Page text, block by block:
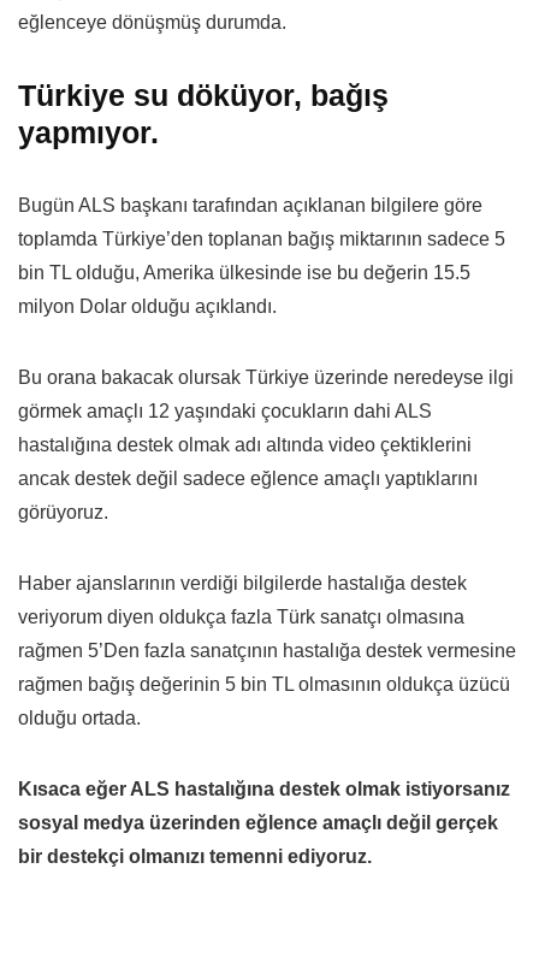
eğlenceye dönüşmüş durumda.
Türkiye su döküyor, bağış
yapmıyor.
Bugün ALS başkanı tarafından açıklanan bilgilere göre
toplamda Türkiye’den toplanan bağış miktarının sadece 5
bin TL olduğu, Amerika ülkesinde ise bu değerin 15.5
milyon Dolar olduğu açıklandı.
Bu orana bakacak olursak Türkiye üzerinde neredeyse ilgi
görmek amaçlı 12 yaşındaki çocukların dahi ALS
hastalığına destek olmak adı altında video çektiklerini
ancak destek değil sadece eğlence amaçlı yaptıklarını
görüyoruz.
Haber ajanslarının verdiği bilgilerde hastalığa destek
veriyorum diyen oldukça fazla Türk sanatçı olmasına
rağmen 5’Den fazla sanatçının hastalığa destek vermesine
rağmen bağış değerinin 5 bin TL olmasının oldukça üzücü
olduğu ortada.
Kısaca eğer ALS hastalığına destek olmak istiyorsanız
sosyal medya üzerinden eğlence amaçlı değil gerçek
bir destekçi olmanızı temenni ediyoruz.